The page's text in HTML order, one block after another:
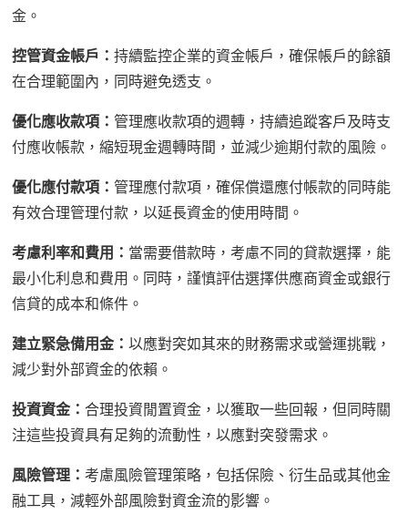
金。
控管資金帳戶：持續監控企業的資金帳戶，確保帳戶的餘額
在合理範圍內，同時避免透支。
優化應收款項：管理應收款項的週轉，持續追蹤客戶及時支
付應收帳款，縮短現金週轉時間，並減少逾期付款的風險。
優化應付款項：管理應付款項，確保償還應付帳款的同時能
有效合理管理付款，以延長資金的使用時間。
考慮利率和費用： 當需要借款時，考慮不同的貸款選擇，能
最小化利息和費用。同時，謹慎評估選擇供應商資金或銀行
信貸的成本和條件。
建立緊急備用金：以應對突如其來的財務需求或營運挑戰，
減少對外部資金的依賴。
投資資金：合理投資閒置資金，以獲取一些回報，但同時關
注這些投資具有足夠的流動性，以應對突發需求。
風險管理：考慮風險管理策略，包括保險、衍生品或其他金
融工具，減輕外部風險對資金流的影響。